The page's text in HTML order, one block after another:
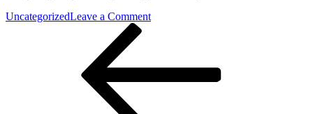
UncategorizedLeave a Commenton
til
Indlægsnavigation